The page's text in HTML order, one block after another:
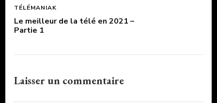
TÉLÉMANIAK
Le meilleur de la télé en 2021 –
Partie 1
Laisser un commentaire